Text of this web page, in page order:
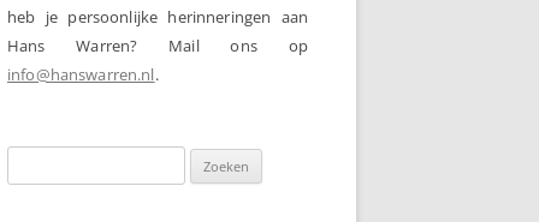
heb je persoonlijke herinneringen aan
Hans Warren? Mail ons op
info@hanswarren.nl.
naar: